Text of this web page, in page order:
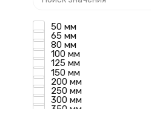
50 мм
65 мм
80 мм
100 мм
125 мм
150 мм
200 мм
250 мм
300 мм
350 мм